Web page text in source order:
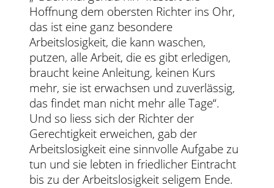
Hoffnung dem obersten Richter ins Ohr,
das ist eine ganz besondere
Arbeitslosigkeit, die kann waschen,
putzen, alle Arbeit, die es gibt erledigen,
braucht keine Anleitung, keinen Kurs
mehr, sie ist erwachsen und zuverlässig,
das findet man nicht mehr alle Tage“.
Und so liess sich der Richter der
Gerechtigkeit erweichen, gab der
Arbeitslosigkeit eine sinnvolle Aufgabe zu
tun und sie lebten in friedlicher Eintracht
bis zu der Arbeitslosigkeit seligem Ende.